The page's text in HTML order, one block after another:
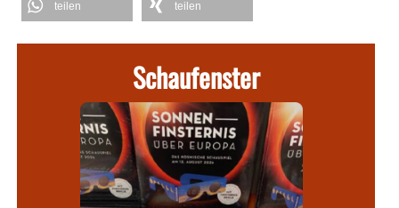
teilen teilen
Schaufenster